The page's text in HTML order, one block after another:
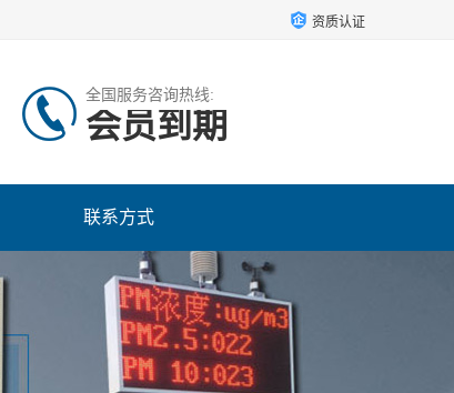
资质认证
全国服务咨询热线:
会员到期
联系方式